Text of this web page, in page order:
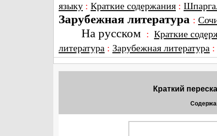
языку : Краткие содержания :
Зарубежная литература :
На русском : Краткие
литература : Зарубежная литература
Краткий